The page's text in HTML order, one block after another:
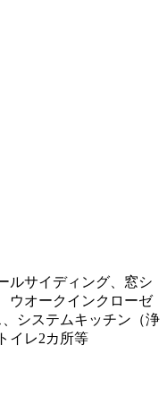
ルサイディング、窓シ
ウオークインクローゼ
システムキッチン（浄
イレ2カ所等